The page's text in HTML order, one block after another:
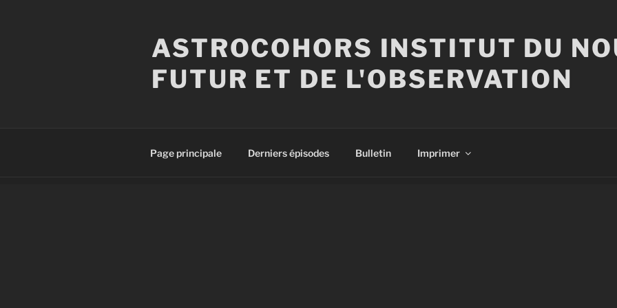
ASTROCOHORS INSTITUT DU
FUTUR ET DE L'OBSERVATION
Page principale Derniers épisodes Bulletin Imprimer